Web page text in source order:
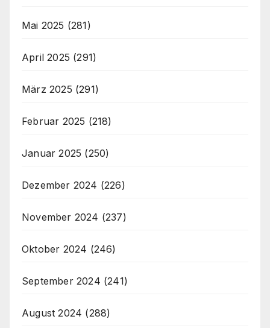
Mai 2025 (281)
April 2025 (291)
März 2025 (291)
Februar 2025 (218)
Januar 2025 (250)
Dezember 2024 (226)
November 2024 (237)
Oktober 2024 (246)
September 2024 (241)
August 2024 (288)